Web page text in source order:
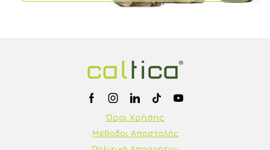
Όροι Χρήσης
Μέθοδοι Αποστολής